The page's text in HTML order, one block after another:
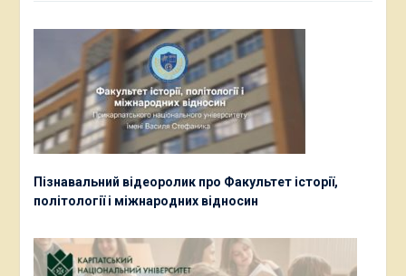
Пізнавальний відеоролик про Факультет історії,
політології і міжнародних відносин